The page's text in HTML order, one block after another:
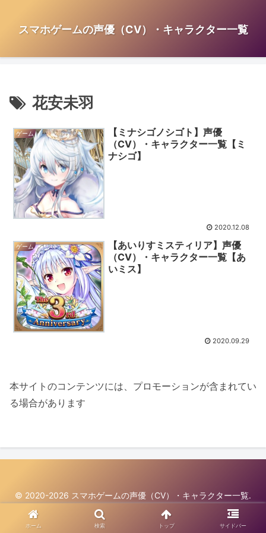
スマホゲームの声優（CV）・キャラクター一覧
花安未羽
ゲーム
【ミナシゴノシゴト】声優
（CV）・キャラクター一覧【ミ
ナシゴ】
2020.12.08
ゲーム
【あいりすミスティリア】声優
（CV）・キャラクター一覧【あ
いミス】
2020.09.29
本サイトのコンテンツには、プロモーションが含まれてい
る場合があります
© 2020-2026 スマホゲームの声優（CV）・キャラクター一覧.
ホーム 検索 トップ サイドバー